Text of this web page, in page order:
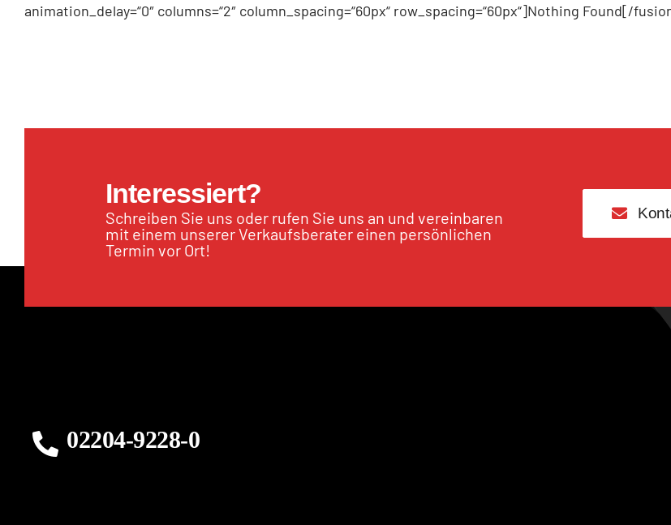
animation_delay=“0″ columns=“2″ column_spacing=“60px“ row_spacing=“60px“]Nothing Found[/
Interessiert?
Schreiben Sie uns oder rufen Sie uns an und vereinbaren
mit einem unserer Verkaufsberater einen persönlichen
Termin vor Ort!
02204-9228-0